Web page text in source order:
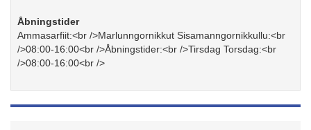
Åbningstider
Ammasarfiit:<br />Marlunngornikkut Sisamanngornikkullu:<br
/>08:00-16:00<br />Åbningstider:<br />Tirsdag Torsdag:<br
/>08:00-16:00<br />